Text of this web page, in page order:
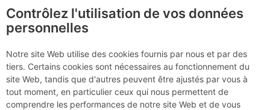
Dièdre de L12
Activités
Contrôlez l'utilisation de vos données
personnelles
Notre site Web utilise des cookies fournis par nous et par des
tiers. Certains cookies sont nécessaires au fonctionnement du
site Web, tandis que d'autres peuvent être ajustés par vous à
tout moment, en particulier ceux qui nous permettent de
comprendre les performances de notre site Web et de vous